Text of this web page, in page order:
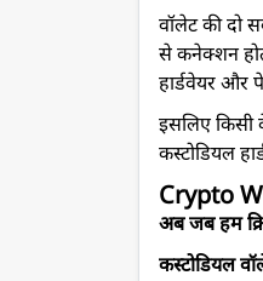
वॉलेट की दो
से कनेक्शन
हार्डवेयर और
इसलिए किसी
कस्टोडियल
Crypto
अब जब हम
कस्टोडियल